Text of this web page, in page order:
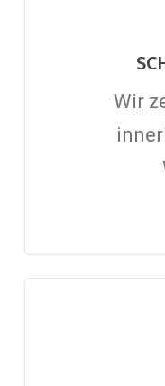
Wir